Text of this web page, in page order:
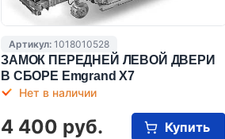
Артикул: 1018010528
ЗАМОК ПЕРЕДНЕЙ ЛЕВОЙ ДВЕРИ
В СБОРЕ Emgrand X7
Нет в наличии
4 400 руб. Купить